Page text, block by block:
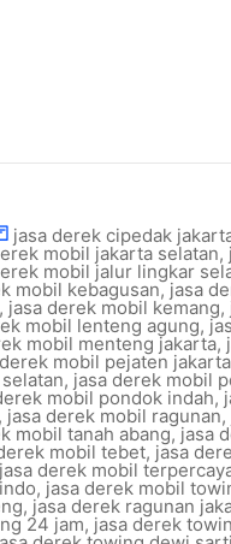
jasa derek cipedak
mobil jakarta selatan,
mobil jalur lingkar
mobil kebagusan, jasa
, jasa derek mobil kemang,
mobil lenteng agung,
mobil menteng jakarta,
mobil pejaten jakarta
, jasa derek mobil
mobil pondok indah,
, jasa derek mobil ragunan,
mobil tanah abang, jasa
mobil tebet, jasa
jasa derek mobil
, jasa derek mobil
, jasa derek ragunan
24 jam, jasa derek